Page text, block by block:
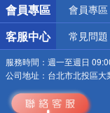
會員專區 會員專區
客服中心 常見問題
服務時間： 週一至週日
公司地址： 台北市北投區